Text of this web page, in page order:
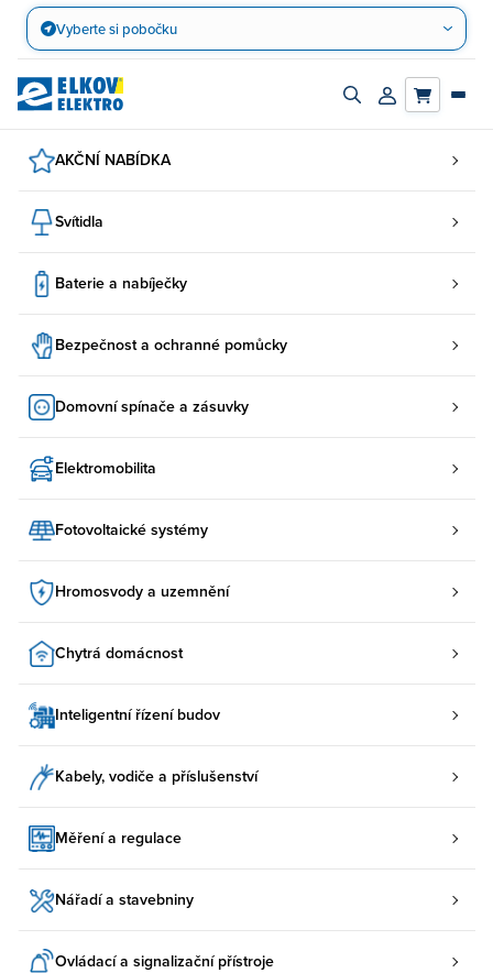
Přejít
obsah
Vyberte si pobočku
Zapnout/vypnout
Přihlásit/
AKČNÍ NABÍDKA
Svítidla
Baterie a nabíječky
Bezpečnost a ochranné pomůcky
Domovní spínače a zásuvky
Elektromobilita
Fotovoltaické systémy
Hromosvody a uzemnění
Chytrá domácnost
Inteligentní řízení budov
Kabely, vodiče a příslušenství
Měření a regulace
Nářadí a stavebniny
Ovládací a signalizační přístroje